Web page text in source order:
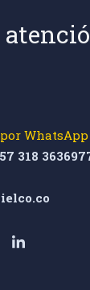
WhatsApp
318